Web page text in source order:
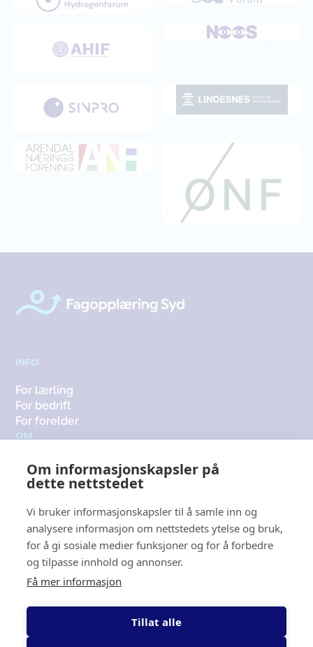
INFO
For lærling
For bedrift
For forelder
OM
Om oss
Medlemsbedrifter
KONTAKT
+47 416 12 565
post@fagoppsyd.no
Lokasjon
Du finner oss både iMandal,
Tvedestrand.
Om informasjonskapsler på
dette nettstedet
Vi bruker informasjonskapsler til å samle inn og
analysere informasjon om nettstedets ytelse og bruk,
for å gi sosiale medier funksjoner og for å forbedre
og tilpasse innhold og annonser.
Få mer informasjon
Tillat alle